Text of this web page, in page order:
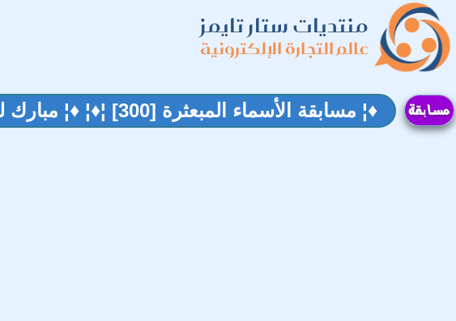
منتديات ستار تايمز
عالم التجارة الإلكترونية
♦¦ مسابقة الأسماء المبعثرة [300] ¦♦¦ ♦¦ مبارك للجميع ¦♦¦ ♦¦